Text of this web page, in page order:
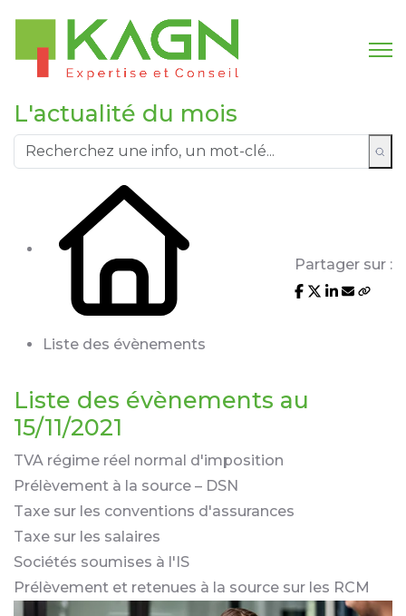
L'actualité du mois
Liste des évènements
Partager sur :
Liste des évènements au
15/11/2021
TVA régime réel normal d'imposition
Prélèvement à la source – DSN
Taxe sur les conventions d'assurances
Taxe sur les salaires
Sociétés soumises à l'IS
Prélèvement et retenues à la source sur les RCM